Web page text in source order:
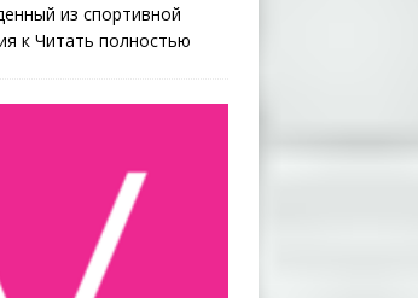
из спортивной
к Читать полностью